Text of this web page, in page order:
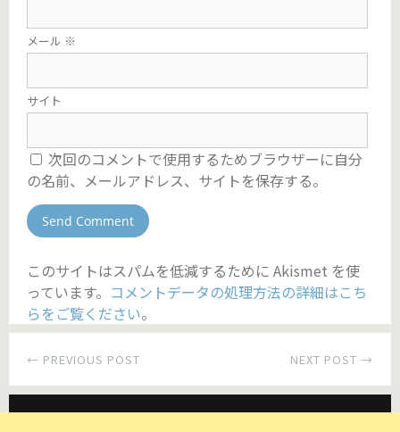
メール ※
サイト
次回のコメントで使用するためブラウザーに自分
の名前、メールアドレス、サイトを保存する。
このサイトはスパムを低減するために Akismet を使
っています。 コメントデータの処理方法の詳細はこち
らをご覧ください。
NEXT POST →
← PREVIOUS POST